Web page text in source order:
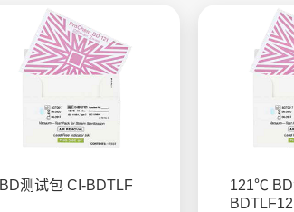
BD测试包 CI-BDTLF
121℃ BD